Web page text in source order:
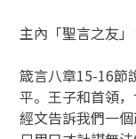
主內「聖言之友」
箴言八章15-16節
平。王子和首領
經文告訴我們一